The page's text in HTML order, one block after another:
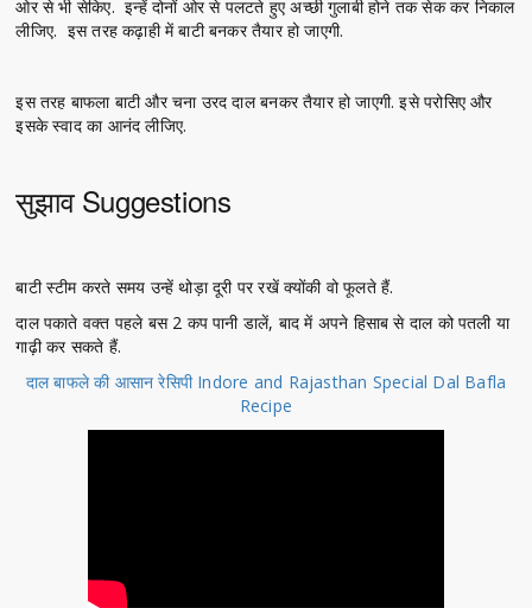
ओर से भी सेकिए. इन्हें दोनों ओर से पलटते हुए अच्छी गुलाबी होने तक सेक कर निकाल
लीजिए. इस तरह कढ़ाही में बाटी बनकर तैयार हो जाएगी.
इस तरह बाफला बाटी और चना उरद दाल बनकर तैयार हो जाएगी. इसे परोसिए और
इसके स्वाद का आनंद लीजिए.
सुझाव Suggestions
बाटी स्टीम करते समय उन्हें थोड़ा दूरी पर रखें क्योंकी वो फूलते हैं.
दाल पकाते वक्त पहले बस 2 कप पानी डालें, बाद में अपने हिसाब से दाल को पतली या
गाढ़ी कर सकते हैं.
दाल बाफले की आसान रेसिपी Indore and Rajasthan Special Dal Bafla
Recipe